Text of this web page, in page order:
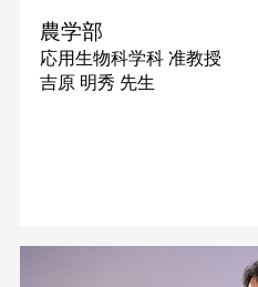
農学部
応用生物科学科 准教授
吉原 明秀 先生